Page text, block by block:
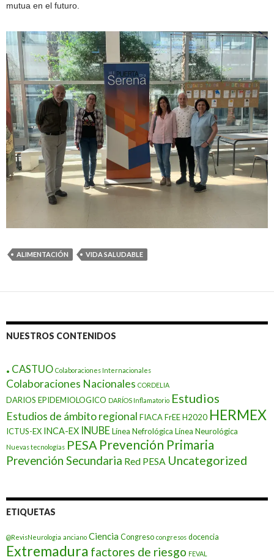
mutua en el futuro.
ALIMENTACIÓN VIDA SALUDABLE
NUESTROS CONTENIDOS
. CASTUO Colaboraciones Internacionales
Colaboraciones Nacionales CORDELIA
DARIOS EPIDEMIOLOGICO DARÍOS Inflamatorio Estudios
Estudios de ámbito regional FIACAFrEEH2020 HERMEX
ICTUS-EX INCA-EX INUBELínea Nefrológica Línea Neurológica
Nuevas tecnologías PESA Prevención Primaria
Prevención Secundaria Red PESA Uncategorized
ETIQUETAS
@RevisNeurologia anciano Ciencia Congreso congresos docencia
Extremadura factores de riesgo FEVAL